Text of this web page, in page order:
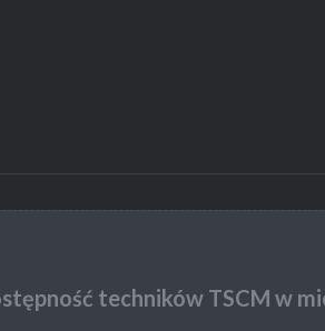
techników TSCM w